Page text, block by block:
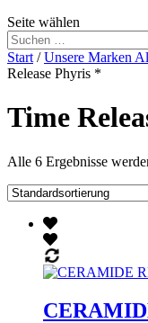
Seite wählen
Start /Unsere Marken
Release Phyris *
Time
Alle 6 Ergebnisse